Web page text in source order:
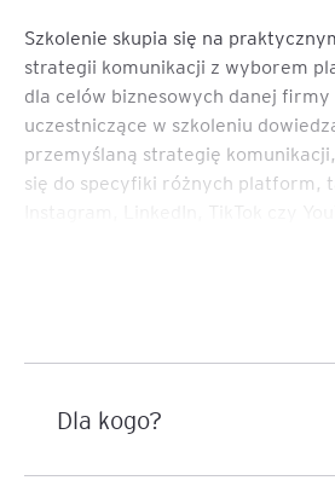
Szkolenie skupia się na
strategii komunikacji z wyborem
dla celów biznesowych danej firmy
uczestniczące w szkoleniu
przemyślaną strategię
się do specyfiki różnych platform,
sprawdzą w praktyce, jaki rodzaj
Dla kogo?